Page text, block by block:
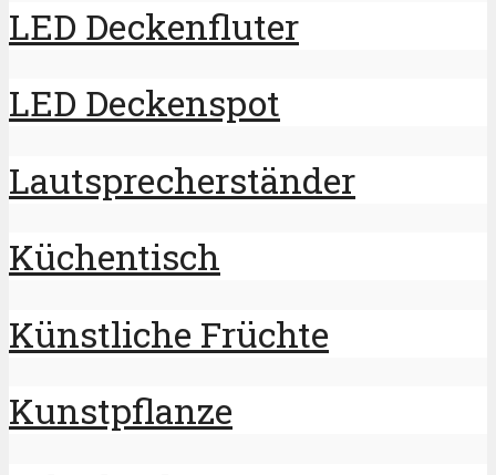
LED Deckenfluter
LED Deckenspot
Lautsprecherständer
Küchentisch
Künstliche Früchte
Kunstpflanze